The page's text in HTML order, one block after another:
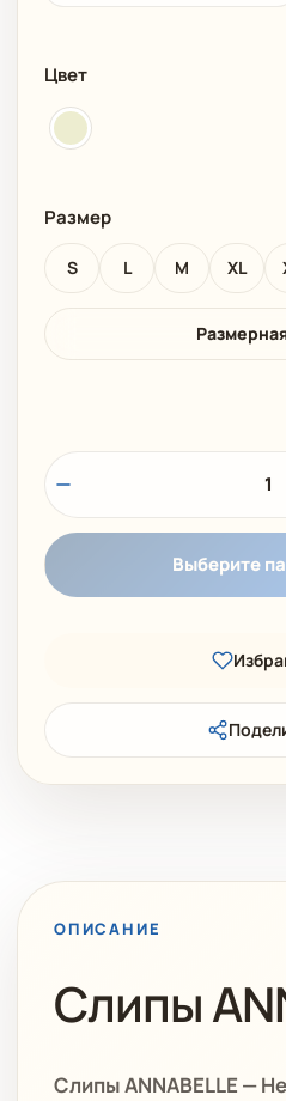
Цвет
Размер
S L M XL
1
Выберите
ОПИСАНИЕ
Слипы
Слипы ANNABELLE —